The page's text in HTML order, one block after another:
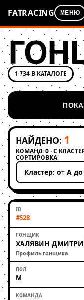
FATRACING МЕНЮ
1 734 В КАТАЛОГЕ
НАЙДЕНО: 1
КОМАНД: 0 · С
СОРТИРОВКА
Применить сортировку
#528
ХАЛЯВИН
Профиль гонщика
М